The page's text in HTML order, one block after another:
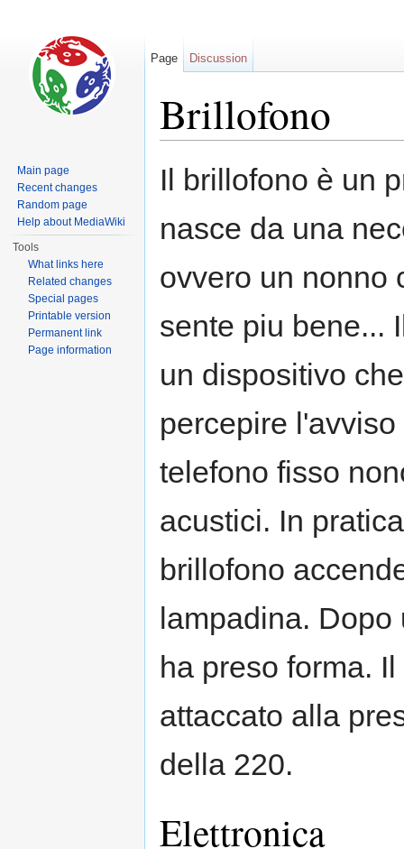
Brillofono
Il brillofono è un
nasce da una
ovvero un nonno
sente piu bene...
un dispositivo
percepire
telefono fisso
acustici. In
brillofono
lampadina.
ha preso forma.
attaccato alla
della 220.
Elettronica
Page Discussion
Main page
Recent changes
Random page
Help about MediaWiki
Tools
What links here
Related changes
Special pages
Printable version
Permanent link
Page information